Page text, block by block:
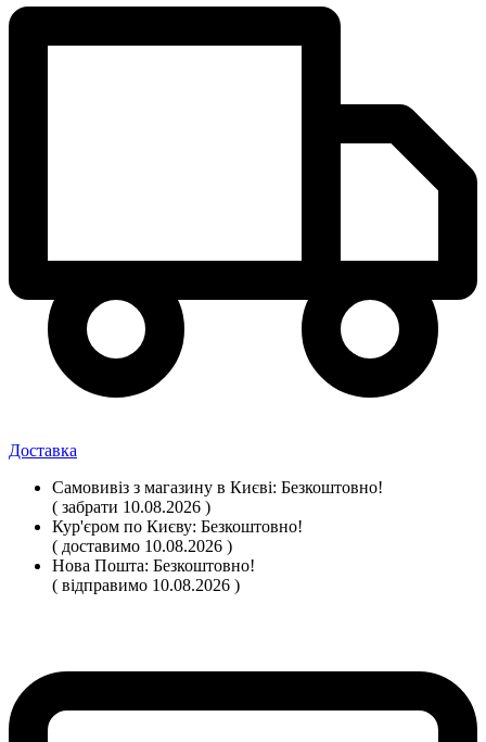
Доставка
Самовивіз з магазину в Києві: Безкоштовно!
( забрати 10.08.2026 )
Кур'єром по Києву: Безкоштовно!
( доставимо 10.08.2026 )
Нова Пошта: Безкоштовно!
( відправимо 10.08.2026 )